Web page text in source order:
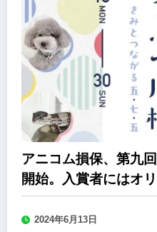
アニコム損保、第九
開始。入賞者にはオ
ント
2024年6月13日